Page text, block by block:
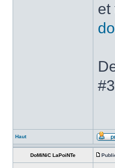
et
Haut
DoMiNiC LaPoiNTe